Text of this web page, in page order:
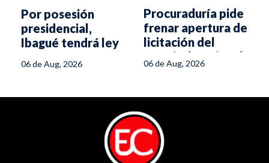
Por posesión
presidencial,
Ibagué tendrá ley
restricciones a
drones
06 de Aug, 2026
Procuraduría pide
frenar apertura de
licitación del
Hospital Regional
del Líbano
06 de Aug, 2026